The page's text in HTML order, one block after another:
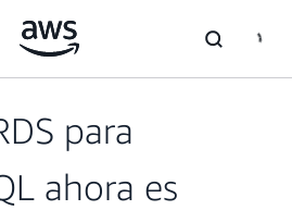
para
ahora es